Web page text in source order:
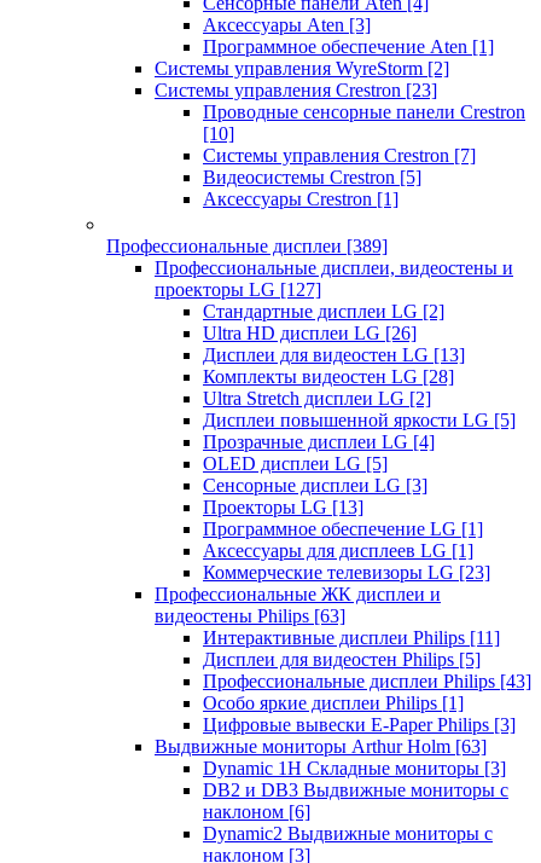
Аксессуары Aten [3]
Программное обеспечение Aten [1]
Системы управления WyreStorm [2]
Системы управления Crestron [23]
Проводные сенсорные панели Crestron
[10]
Системы управления Crestron [7]
Видеосистемы Crestron [5]
Аксессуары Crestron [1]
Профессиональные дисплеи [389]
Профессиональные дисплеи, видеостены и
проекторы LG [127]
Стандартные дисплеи LG [2]
Ultra HD дисплеи LG [26]
Дисплеи для видеостен LG [13]
Комплекты видеостен LG [28]
Ultra Stretch дисплеи LG [2]
Дисплеи повышенной яркости LG [5]
Прозрачные дисплеи LG [4]
OLED дисплеи LG [5]
Сенсорные дисплеи LG [3]
Проекторы LG [13]
Программное обеспечение LG [1]
Аксессуары для дисплеев LG [1]
Коммерческие телевизоры LG [23]
Профессиональные ЖК дисплеи и
видеостены Philips [63]
Интерактивные дисплеи Philips [11]
Дисплеи для видеостен Philips [5]
Профессиональные дисплеи Philips [43]
Особо яркие дисплеи Philips [1]
Цифровые вывески E-Paper Philips [3]
Выдвижные мониторы Arthur Holm [63]
Dynamic 1Н Складные мониторы [3]
DB2 и DB3 Выдвижные мониторы с
наклоном [6]
Dynamic2 Выдвижные мониторы с
наклоном [3]